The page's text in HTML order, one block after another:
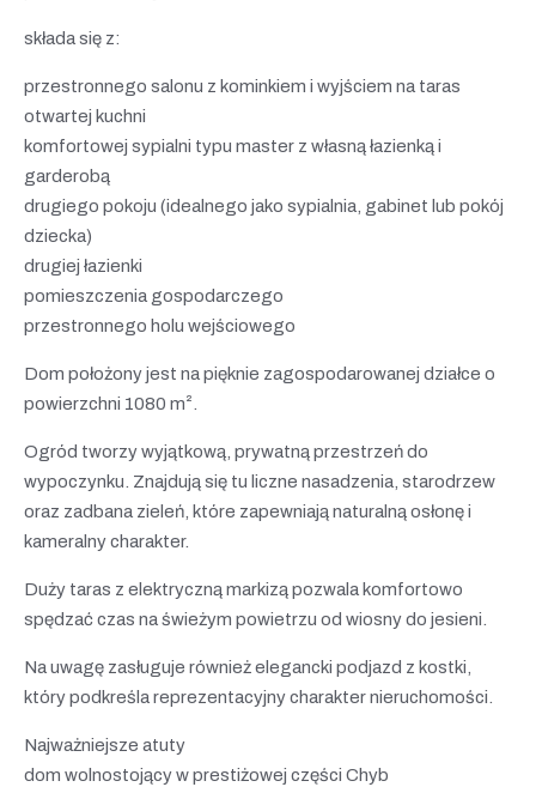
składa się z:
przestronnego salonu z kominkiem i wyjściem na taras
otwartej kuchni
komfortowej sypialni typu master z własną łazienką i
garderobą
drugiego pokoju (idealnego jako sypialnia, gabinet lub pokój
dziecka)
drugiej łazienki
pomieszczenia gospodarczego
przestronnego holu wejściowego
Dom położony jest na pięknie zagospodarowanej działce o
powierzchni 1080 m².
Ogród tworzy wyjątkową, prywatną przestrzeń do
wypoczynku. Znajdują się tu liczne nasadzenia, starodrzew
oraz zadbana zieleń, które zapewniają naturalną osłonę i
kameralny charakter.
Duży taras z elektryczną markizą pozwala komfortowo
spędzać czas na świeżym powietrzu od wiosny do jesieni.
Na uwagę zasługuje również elegancki podjazd z kostki,
który podkreśla reprezentacyjny charakter nieruchomości.
Najważniejsze atuty
dom wolnostojący w prestiżowej części Chyb